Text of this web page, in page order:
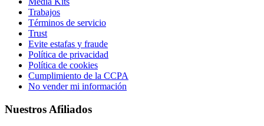
Trabajos
Términos de servicio
Trust
Evite estafas y fraude
Política de privacidad
Política de cookies
Cumplimiento de la CCPA
No vender mi información
Nuestros Afiliados